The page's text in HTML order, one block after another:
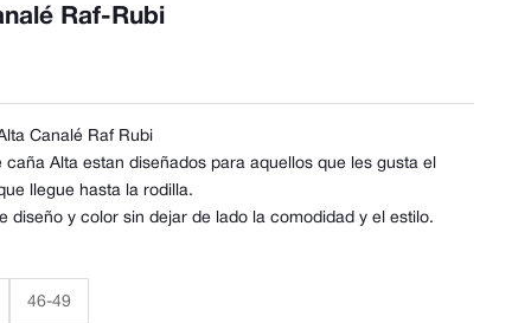
Raf-Rubi
Canalé Raf Rubi
caña Alta estan diseñados para aquellos que les gusta el
llegue hasta la rodilla.
diseño y color sin dejar de lado la comodidad y el estilo.
46-49